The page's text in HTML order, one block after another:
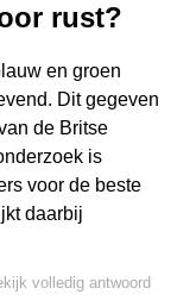
rust?
en groen
Dit gegeven
de Britse
is
voor de beste
daarbij
volledig antwoord